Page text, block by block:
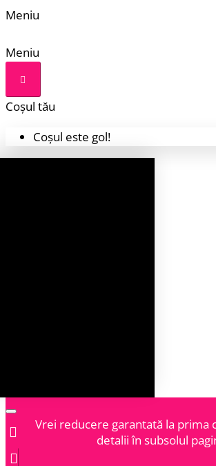
Meniu
Meniu
Coșul tău
Coșul este gol!
Vrei reducere garantată la prima
detalii în subsolul